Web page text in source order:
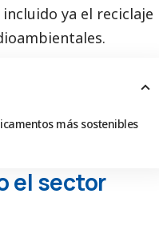
ya el reciclaje
más sostenibles
el sector